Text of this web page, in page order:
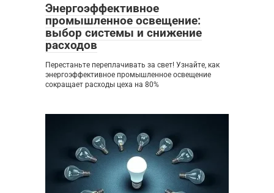
Энергоэффективное
промышленное освещение:
выбор системы и снижение
расходов
Перестаньте переплачивать за свет! Узнайте, как
энергоэффективное промышленное освещение
сокращает расходы цеха на 80%